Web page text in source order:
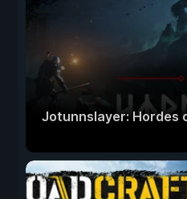
Jotunnslayer: Hordes